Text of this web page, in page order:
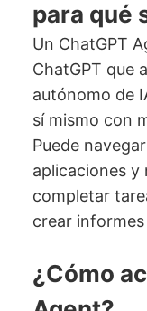
para qué
Un ChatGPT
ChatGPT que
autónomo de
sí mismo con
Puede
aplicaciones y
completar
crear
¿Cómo